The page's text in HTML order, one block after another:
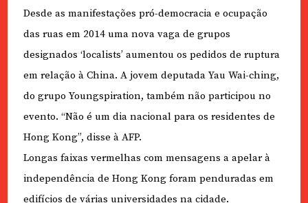
Desde as manifestações pró-democracia e ocupação
das ruas em 2014 uma nova vaga de grupos
designados ‘localists’ aumentou os pedidos de ruptura
em relação à China. A jovem deputada Yau Wai-ching,
do grupo Youngspiration, também não participou no
evento. “Não é um dia nacional para os residentes de
Hong Kong”, disse à AFP.
Longas faixas vermelhas com mensagens a apelar à
independência de Hong Kong foram penduradas em
edifícios de várias universidades na cidade.